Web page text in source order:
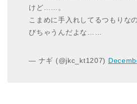
けど……。
こまめに手入れしてるつもりな
びちゃうんだよな……
— ナギ (@jkc_kt1207)